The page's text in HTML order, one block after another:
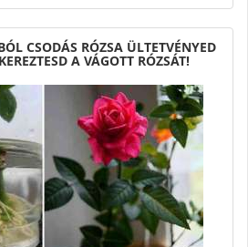
CSODÁS RÓZSA ÜLTETVÉNYED
A VÁGOTT RÓZSÁT!